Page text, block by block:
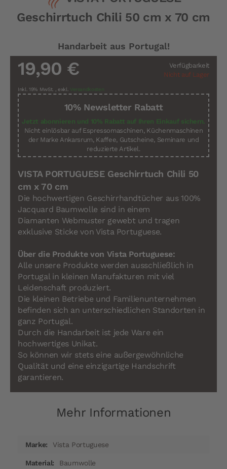
Bildergalerie
Geschirrtuch Chili 50 cm x 70 cm
Handarbeit aus Portugal!
Verfügbarkeit
Nicht auf Lager
19,90 €
Inkl. 19% MwSt. , exkl. Versandkosten
10% Newsletter Rabatt
Jetzt abonnieren und 10% Rabatt auf Ihren Einkauf sichern.
Nicht einlösbar auf Espressomaschinen, Küchenmaschinen
der Marke Ankarsrum, Kaffee, Gutscheine, Seminare und
reduzierte Artikel.
VISTA PORTUGUESE Geschirrtuch Chili 50
cm x 70 cm
Die hochwertigen Geschirrhandtücher aus 100%
Jacquard Baumwolle sind in einem
Diamanten Webmuster gewebt und tragen
exklusive Sticke von Vista Portuguese.
Über die Produkte von Vista Portuguese:
Alle unsere Produkte werden ausschließlich in
Portugal in kleinen Manufakturen mit viel
Leidenschaft produziert.
Die kleinen Betriebe und Familienunternehmen
befinden sich an unterschiedlichen Standorten in
ganz Portugal.
Durch die Handarbeit ist jede Ware ein
hochwertiges Unikat.
So können wir stets eine außergewöhnliche
Qualität und eine einzigartige Handschrift
garantieren.
Mehr Informationen
InformationenVista Portuguese
Baumwolle